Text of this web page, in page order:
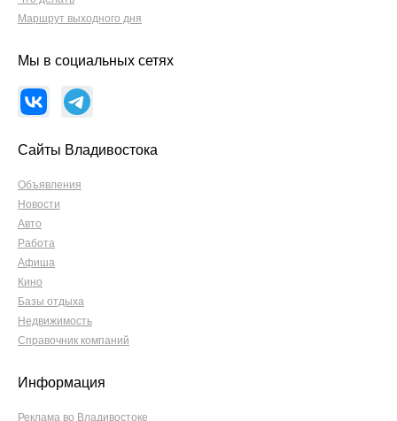
Маршрут выходного дня
Мы в социальных сетях
Сайты Владивостока
Объявления
Новости
Авто
Работа
Афиша
Кино
Базы отдыха
Недвижимость
Справочник компаний
Информация
Реклама во Владивостоке